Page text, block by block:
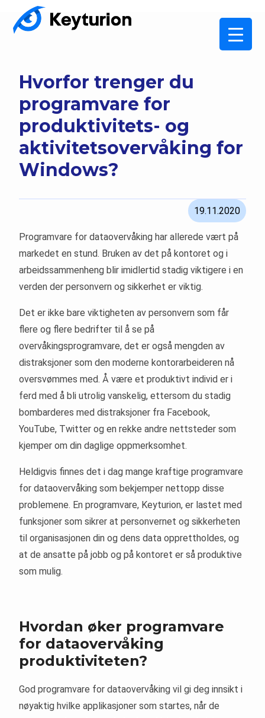
Hvorfor trenger du
programvare for
produktivitets- og
aktivitetsovervåking for
Windows?
19.11.2020
Programvare for dataovervåking har allerede vært på
markedet en stund. Bruken av det på kontoret og i
arbeidssammenheng blir imidlertid stadig viktigere i en
verden der personvern og sikkerhet er viktig.
Det er ikke bare viktigheten av personvern som får
flere og flere bedrifter til å se på
overvåkingsprogramvare, det er også mengden av
distraksjoner som den moderne kontorarbeideren nå
oversvømmes med. Å være et produktivt individ er i
ferd med å bli utrolig vanskelig, ettersom du stadig
bombarderes med distraksjoner fra Facebook,
YouTube, Twitter og en rekke andre nettsteder som
kjemper om din daglige oppmerksomhet.
Heldigvis finnes det i dag mange kraftige programvare
for dataovervåking som bekjemper nettopp disse
problemene. En programvare, Keyturion, er lastet med
funksjoner som sikrer at personvernet og sikkerheten
til organisasjonen din og dens data opprettholdes, og
at de ansatte på jobb og på kontoret er så produktive
som mulig.
Hvordan øker programvare
for dataovervåking
produktiviteten?
God programvare for dataovervåking vil gi deg innsikt i
nøyaktig hvilke applikasjoner som startes, når de